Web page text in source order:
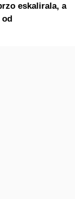
eskalirala, a
od